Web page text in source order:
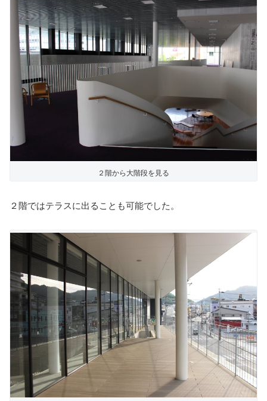
２階から大階段を見る
２階ではテラスに出ることも可能でした。